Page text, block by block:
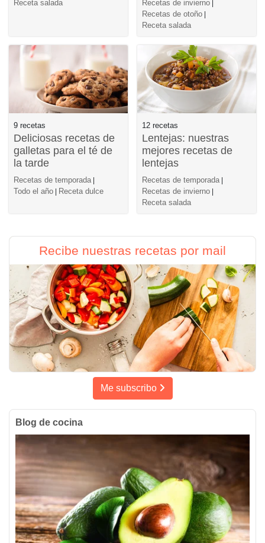
Receta salada Recetas de invierno
Recetas de otoño
Receta salada
9 recetas
Deliciosas recetas de
galletas para el té de
la tarde
Recetas de temporada|
Todo el año Receta dulce
12 recetas
Lentejas: nuestras
mejores recetas de
lentejas
Recetas de temporada|
Recetas de invierno
Receta salada
Recibe nuestras recetas por mail
Me subscribo
Blog de cocina